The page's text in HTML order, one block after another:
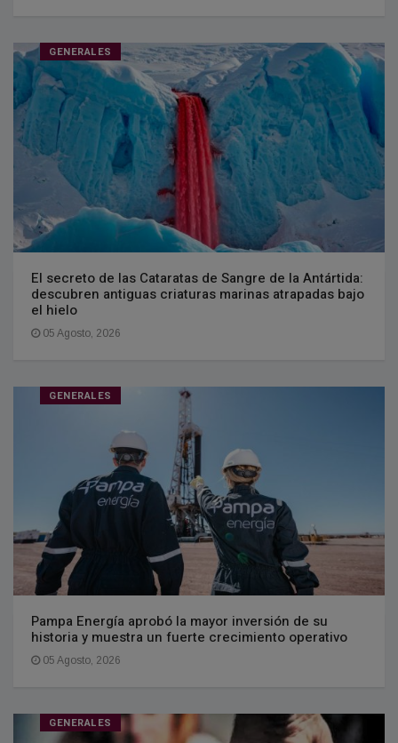
GENERALES
El secreto de las Cataratas de Sangre de la Antártida:
descubren antiguas criaturas marinas atrapadas bajo
el hielo
05 Agosto, 2026
GENERALES
Pampa Energía aprobó la mayor inversión de su
historia y muestra un fuerte crecimiento operativo
05 Agosto, 2026
GENERALES